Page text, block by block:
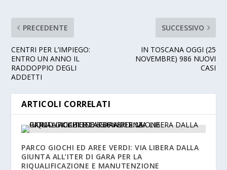
PRECEDENTE
CENTRI PER L’IMPIEGO:
ENTRO UN ANNO IL
RADDOPPIO DEGLI
ADDETTI
SUCCESSIVO
IN TOSCANA OGGI (25
NOVEMBRE) 986 NUOVI
CASI
ARTICOLI CORRELATI
PARCO GIOCHI ED AREE VERDI: VIA LIBERA DALLA
GIUNTA ALL’ITER DI GARA PER LA
RIQUALIFICAZIONE E MANUTENZIONE